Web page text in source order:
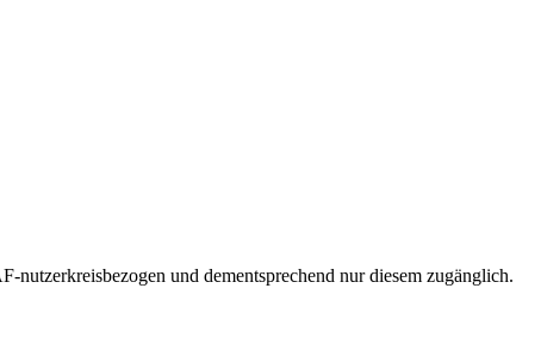
und dementsprechend nur diesem zugänglich.